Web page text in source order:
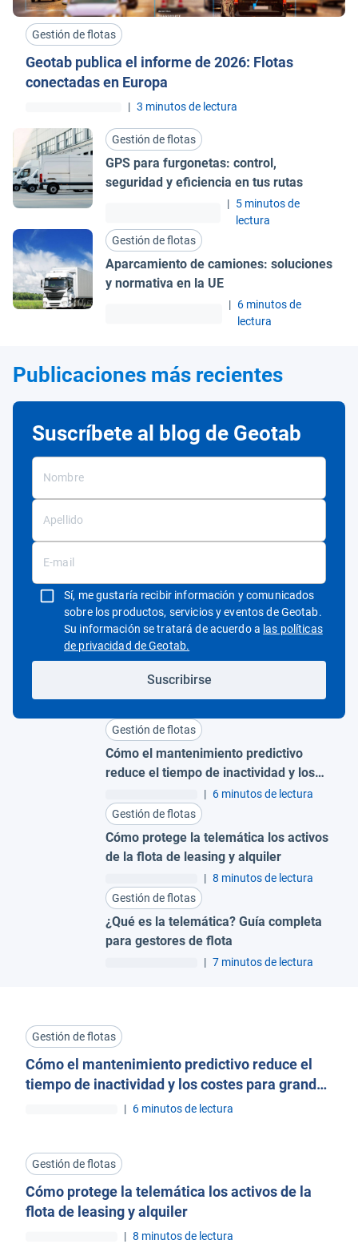
Gestión de flotas
Geotab publica el informe de 2026: Flotas
conectadas en Europa
| 3 minutos de lectura
Gestión de flotas
GPS para furgonetas: control,
seguridad y eficiencia en tus rutas
| 5 minutos de
lectura
Gestión de flotas
Aparcamiento de camiones: soluciones
y normativa en la UE
| 6 minutos de
lectura
Publicaciones más recientes
Gestión de flotas
Cómo el mantenimiento predictivo
reduce el tiempo de inactividad y los
costes para grandes flotas
| 6 minutos de lectura
Gestión de flotas
Cómo protege la telemática los activos
de la flota de leasing y alquiler
| 8 minutos de lectura
Gestión de flotas
¿Qué es la telemática? Guía completa
para gestores de flota
| 7 minutos de lectura
Suscríbete al blog de Geotab
Sí, me gustaría recibir información y comunicados
sobre los productos, servicios y eventos de Geotab.
Su información se tratará de acuerdo a las políticas
de privacidad de Geotab.
Suscribirse
Gestión de flotas
Cómo el mantenimiento predictivo reduce el
tiempo de inactividad y los costes para grandes
| 6 minutos de lectura
Gestión de flotas
Cómo protege la telemática los activos de la
flota de leasing y alquiler
| 8 minutos de lectura